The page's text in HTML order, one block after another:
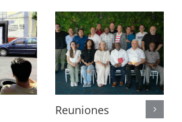
Reuniones